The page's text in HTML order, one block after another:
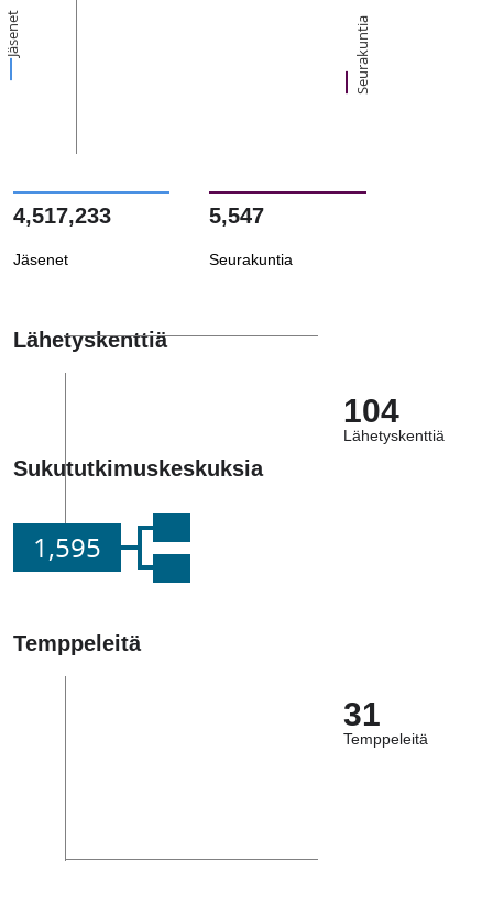
Jäsenet Seurakuntia
4,517,233
Jäsenet
5,547
Seurakuntia
Lähetyskenttiä
104
Lähetyskenttiä
Sukututkimuskeskuksia
1,595
Temppeleitä
31
Temppeleitä